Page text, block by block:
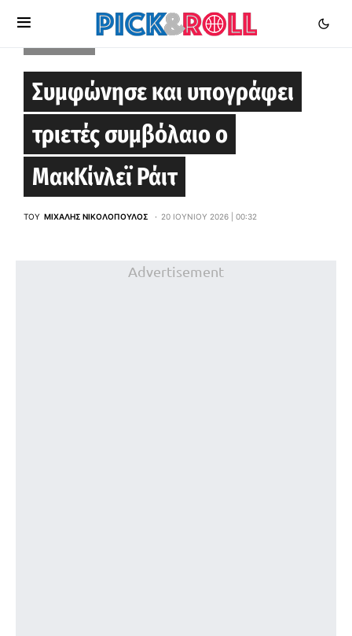
Συμφώνησε και υπογράφει
τριετές συμβόλαιο ο
ΜακΚίνλεϊ Ράιτ
ΤΟΥ ΜΙΧΆΛΗΣ ΝΙΚΟΛΌΠΟΥΛΟΣ 20 ΙΟΥΝΊΟΥ 2026 | 00:32
Advertisement